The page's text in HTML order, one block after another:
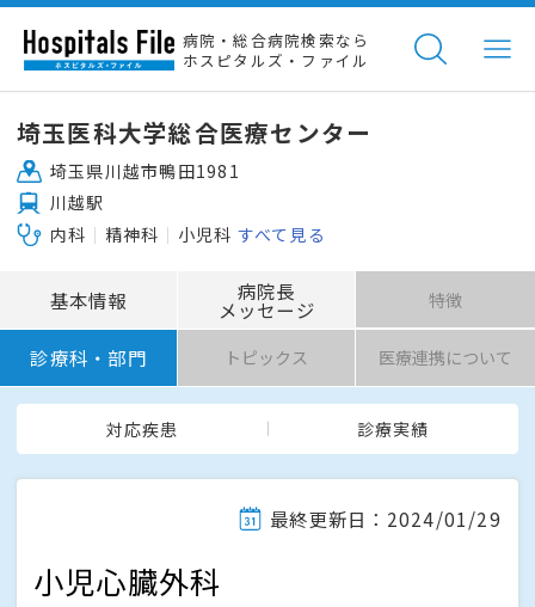
病院・総合病院検索なら
ホスピタルズ・ファイル
埼玉医科大学総合医療センター
埼玉県川越市鴨田1981
川越駅
内科
精神科 小児科 すべて見る
基本情報 病院長
メッセージ 特徴
診療科・部門 トピックス 医療連携について
対応疾患 診療実績
最終更新日：2024/01/29
小児心臓外科